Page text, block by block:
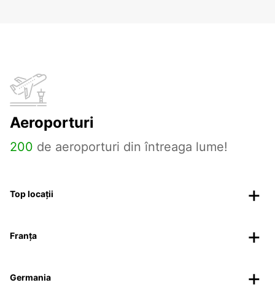
Aeroporturi
200 de aeroporturi din întreaga lume!
Top locații
Franța
Germania